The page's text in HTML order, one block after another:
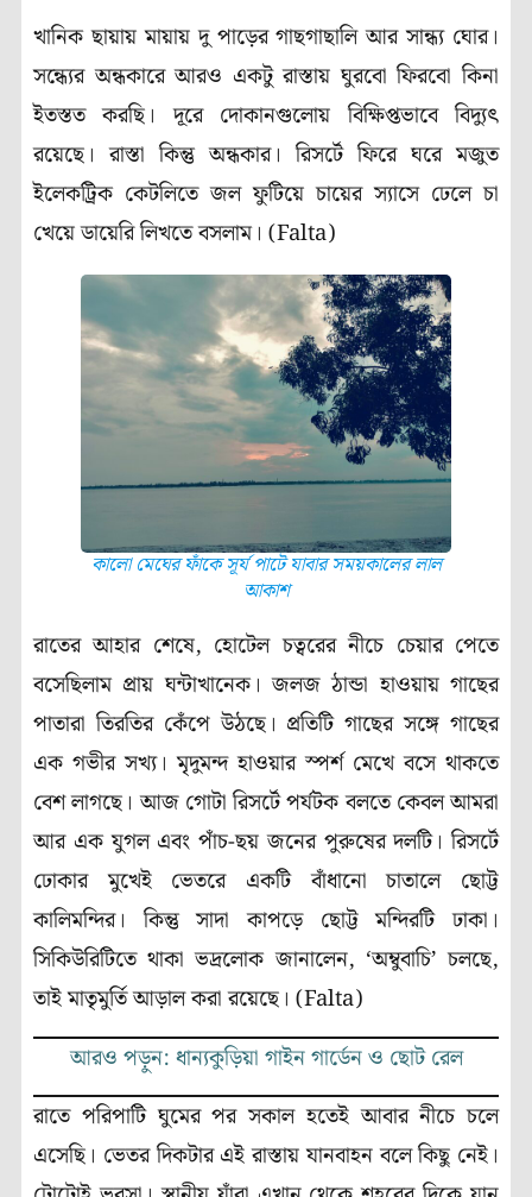
খানিক ছায়ায় মায়ায় দু পাড়ের গাছগাছালি আর সান্ধ্য ঘোর।
সন্ধ্যের অন্ধকারে আরও একটু রাস্তায় ঘুরবো ফিরবো কিনা
ইতস্তত করছি। দূরে দোকানগুলোয় বিক্ষিপ্তভাবে বিদ্যুৎ
রয়েছে। রাস্তা কিন্তু অন্ধকার। রিসর্টে ফিরে ঘরে মজুত
ইলেকট্রিক কেটলিতে জল ফুটিয়ে চায়ের স্যাসে ঢেলে চা
খেয়ে ডায়েরি লিখতে বসলাম। (Falta)
কালো মেঘের ফাঁকে সূর্য পাটে যাবার সময়কালের লাল
আকাশ
রাতের আহার শেষে, হোটেল চত্বরের নীচে চেয়ার পেতে
বসেছিলাম প্রায় ঘন্টাখানেক। জলজ ঠান্ডা হাওয়ায় গাছের
পাতারা তিরতির কেঁপে উঠছে। প্রতিটি গাছের সঙ্গে গাছের
এক গভীর সখ্য। মৃদুমন্দ হাওয়ার স্পর্শ মেখে বসে থাকতে
বেশ লাগছে। আজ গোটা রিসর্টে পর্যটক বলতে কেবল আমরা
আর এক যুগল এবং পাঁচ-ছয় জনের পুরুষের দলটি। রিসর্টে
ঢোকার মুখেই ভেতরে একটি বাঁধানো চাতালে ছোট্ট
কালিমন্দির। কিন্তু সাদা কাপড়ে ছোট্ট মন্দিরটি ঢাকা।
সিকিউরিটিতে থাকা ভদ্রলোক জানালেন, ‘অম্বুবাচি’ চলছে,
তাই মাতৃমুর্তি আড়াল করা রয়েছে। (Falta)
আরও পড়ুন: ধান্যকুড়িয়া গাইন গার্ডেন ও ছোট রেল
রাতে পরিপাটি ঘুমের পর সকাল হতেই আবার নীচে চলে
এসেছি। ভেতর দিকটার এই রাস্তায় যানবাহন বলে কিছু নেই।